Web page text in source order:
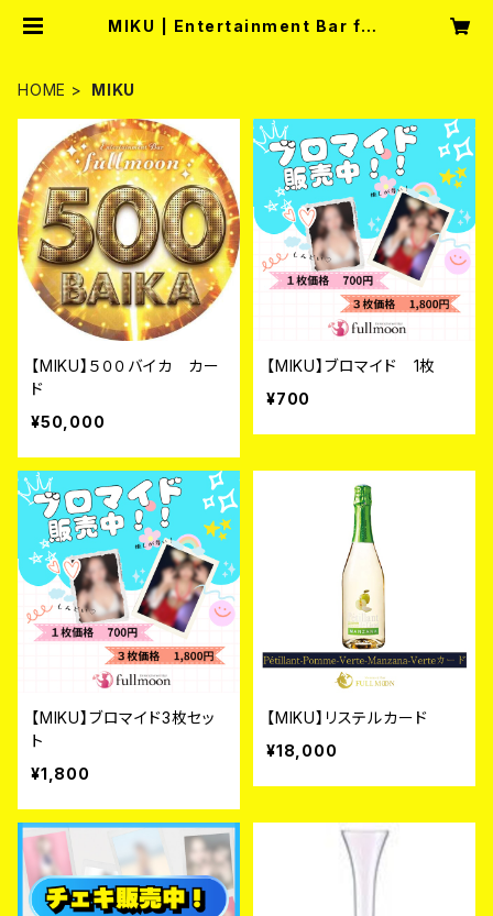
MIKU | Entertainment Bar full
HOME MIKU
【MIKU】５００バイカ カー
ド
¥50,000
【MIKU】ブロマイド 1枚
¥700
【MIKU】ブロマイド3枚セッ
ト
¥1,800
【MIKU】リステルカード
¥18,000